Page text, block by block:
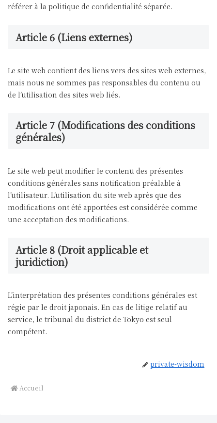
référer à la politique de confidentialité séparée.
Article 6 (Liens externes)
Le site web contient des liens vers des sites web externes,
mais nous ne sommes pas responsables du contenu ou
de l’utilisation des sites web liés.
Article 7 (Modifications des conditions
générales)
Le site web peut modifier le contenu des présentes
conditions générales sans notification préalable à
l’utilisateur. L’utilisation du site web après que des
modifications ont été apportées est considérée comme
une acceptation des modifications.
Article 8 (Droit applicable et
juridiction)
L’interprétation des présentes conditions générales est
régie par le droit japonais. En cas de litige relatif au
service, le tribunal du district de Tokyo est seul
compétent.
private-wisdom
Accueil